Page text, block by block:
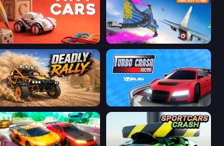
Tiny Cars Base Jump Wing Suit Flying
Deadly Rally Turbo Crash